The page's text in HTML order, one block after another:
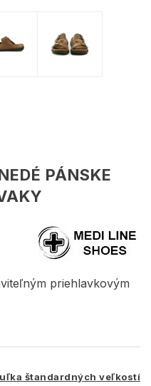
PÁNSKE
priehlavkovým
štandardných veľkostí